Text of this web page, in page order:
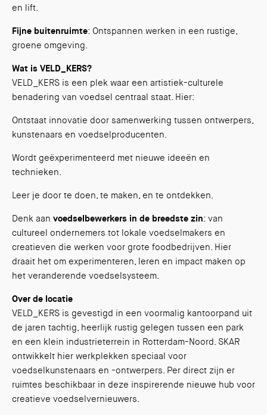
en lift.
Fijne buitenruimte: Ontspannen werken in een rustige,
groene omgeving.
Wat is VELD_KERS?
VELD_KERS is een plek waar een artistiek-culturele
benadering van voedsel centraal staat. Hier:
Ontstaat innovatie door samenwerking tussen ontwerpers,
kunstenaars en voedselproducenten.
Wordt geëxperimenteerd met nieuwe ideeën en
technieken.
Leer je door te doen, te maken, en te ontdekken.
Denk aan voedselbewerkers in de breedste zin: van
cultureel ondernemers tot lokale voedselmakers en
creatieven die werken voor grote foodbedrijven. Hier
draait het om experimenteren, leren en impact maken op
het veranderende voedselsysteem.
Over de locatie
VELD_KERS is gevestigd in een voormalig kantoorpand uit
de jaren tachtig, heerlijk rustig gelegen tussen een park
en een klein industrieterrein in Rotterdam-Noord. SKAR
ontwikkelt hier werkplekken speciaal voor
voedselkunstenaars en -ontwerpers. Per direct zijn er
ruimtes beschikbaar in deze inspirerende nieuwe hub voor
creatieve voedselvernieuwers.